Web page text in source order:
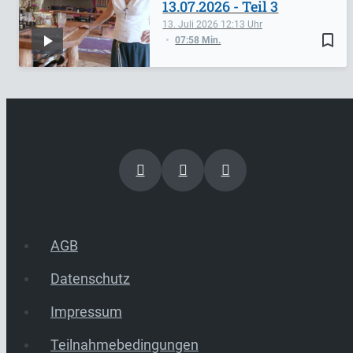
bookmark_border
13. Juli 2026 12:13
07:58 Min.
13.07.2026 - Teil 3
AGB
Datenschutz
Impressum
Teilnahmebedingungen